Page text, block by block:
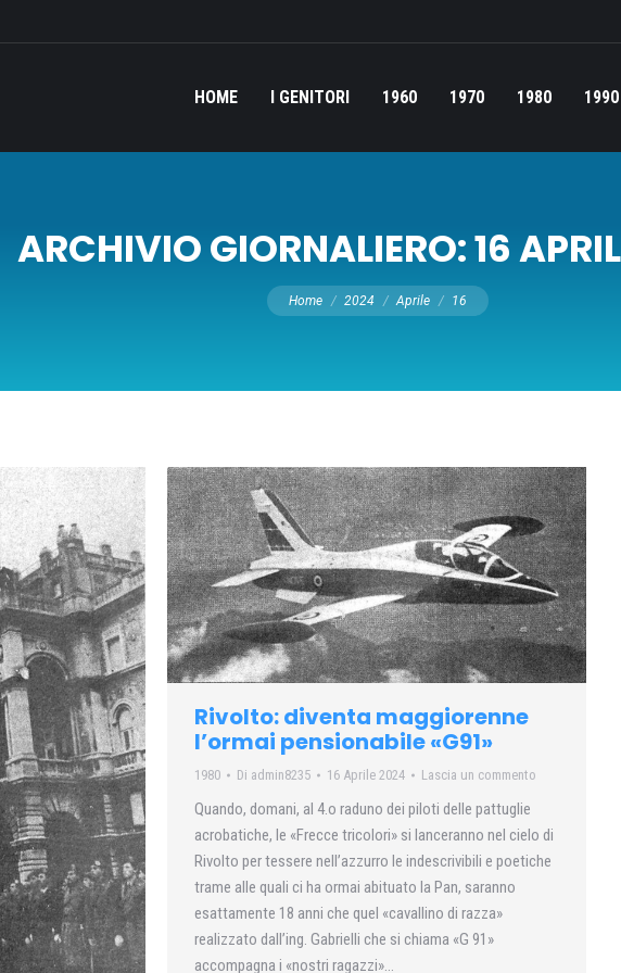
HOME I GENITORI 1960 1970 1980 1990
ARCHIVIO GIORNALIERO:16
Tu sei qui:
Home 2024 Aprile 16
Rivolto: diventa maggiorenne
l’ormai pensionabile «G91»
1980 Di admin8235 16 Aprile 2024 Lascia un commento
Quando, domani, al 4.o raduno dei piloti delle pattuglie
acrobatiche, le «Frecce tricolori» si lanceranno nel cielo di
Rivolto per tessere nell’azzurro le indescrivibili e poetiche
trame alle quali ci ha ormai abituato la Pan, saranno
esattamente 18 anni che quel «cavallino di razza»
realizzato dall’ing. Gabrielli che si chiama «G 91»
accompagna i «nostri ragazzi»…